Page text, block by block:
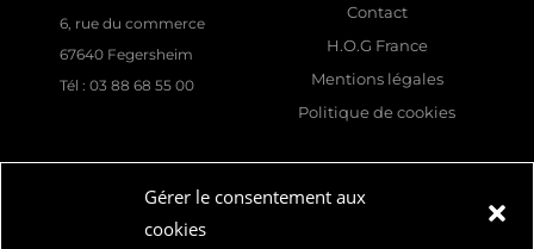
Gérer le consentement aux
cookies
6, rue du commerce
67640 Fegersheim
Tél : 03 88 68 55 00
Contact
H.O.G France
Mentions légales
Politique de cookies
Suivez nous